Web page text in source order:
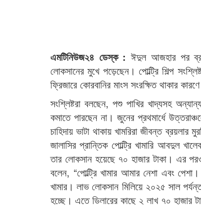
এমটিনিউজ২৪ ডেস্ক :ঈদুল আজহার পর
লোকসানের মুখে পড়েছেন। পোল্ট্রি শিল্প
ফ্রিজারে কোরবানির মাংস সংরক্ষিত থাকার
সংশ্লিষ্টরা বলছেন, পশু পাখির খাদ্যসহ
কমাতে পারছেন না। জুনের প্রথমার্ধে
চাহিদায় ভাটা থাকায় খামরিরা জীবন্ত
জালাসির প্রান্তিক পোল্ট্রি খামারি আবদুল
তার লোকসান হয়েছে ৭০ হাজার টাকা। এর
বলেন, “পোল্ট্রি খামার আমার নেশা এবং
খামার। লাভ লোকসান মিলিয়ে ২০২৫ সাল
হচ্ছে। এতে ডিলারের কাছে ২ লাখ ৭০ হাজার